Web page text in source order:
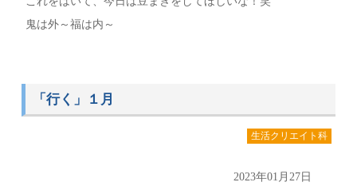
鬼は外～福は内～
「行く」１月
生活クリエイト科
2023年01月27日